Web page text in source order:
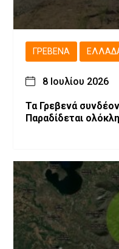
ΓΡΕΒΕΝΆ
8 Ιουλίου 2026
Τα Γρεβενά
Παραδίδεται